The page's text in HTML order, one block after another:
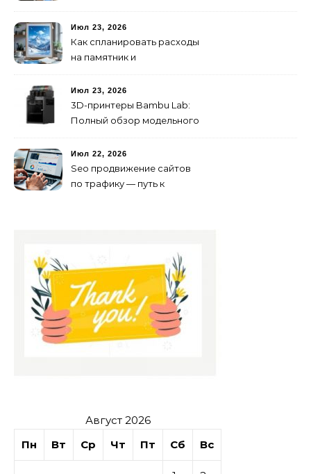
будущего для пространств
Июл 23, 2026
Как спланировать расходы
на памятник и
без лишних переплат
Июл 23, 2026
3D-принтеры Bambu Lab:
Полный обзор модельного
года
Июл 22, 2026
Seo продвижение сайтов
по трафику — путь к
Август 2026
Пн
Вт Ср Чт Пт Сб Вс